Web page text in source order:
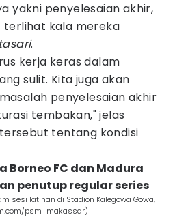
yakni penyelesaian akhir,
terlihat kala mereka
.
kerja keras dalam
sulit. Kita juga akan
penyelesaian akhir
tembakan," jelas
tentang kondisi
Borneo FC dan Madura
penutup regular series
sesi latihan di Stadion Kalegowa Gowa,
psm_makassar)